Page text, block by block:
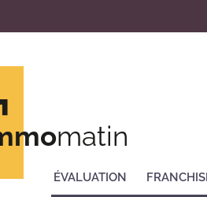
matin
ÉVALUATION